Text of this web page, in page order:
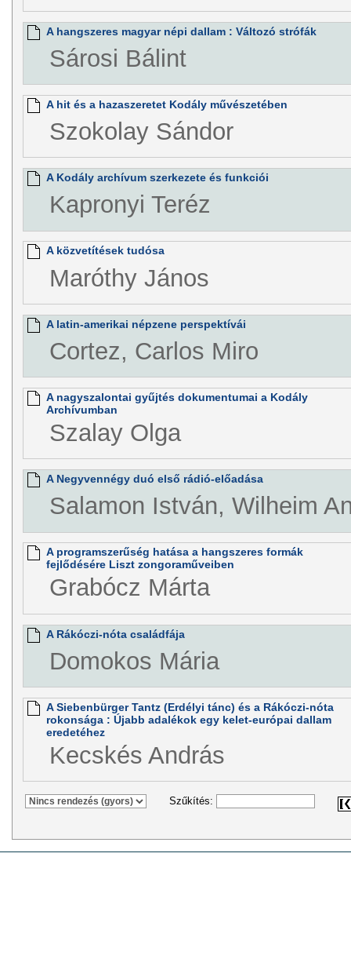
A hangszeres magyar népi dallam : Változó strófák
Sárosi Bálint
A hit és a hazaszeretet Kodály művészetében
Szokolay Sándor
A Kodály archívum szerkezete és funkciói
Kapronyi Teréz
A közvetítések tudósa
Maróthy János
A latin-amerikai népzene perspektívái
Cortez, Carlos Miro
A nagyszalontai gyűjtés dokumentumai a Kodály
Archívumban
Szalay Olga
A Negyvennégy duó első rádió-előadása
Salamon István, Wilheim
A programszerűség hatása a hangszeres formák
fejlődésére Liszt zongoraműveiben
Grabócz Márta
A Rákóczi-nóta családfája
Domokos Mária
A Siebenbürger Tantz (Erdélyi tánc) és a Rákóczi-nóta
rokonsága : Újabb adalékok egy kelet-európai dallam
eredetéhez
Kecskés András
Szűkítés: